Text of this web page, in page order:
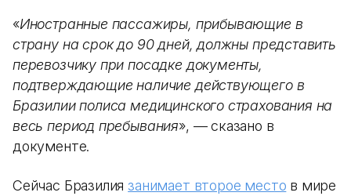
«Иностранные пассажиры, прибывающие в
страну на срок до 90 дней, должны представить
перевозчику при посадке документы,
подтверждающие наличие действующего в
Бразилии полиса медицинского страхования на
весь период пребывания», — сказано в
документе.
Сейчас Бразилия занимает второе место в мире